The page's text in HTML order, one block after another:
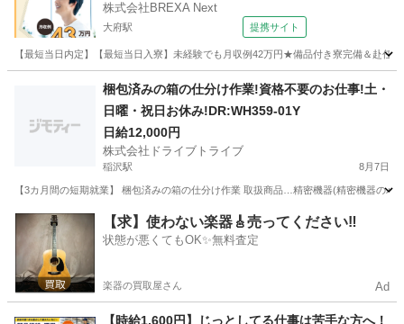
株式会社BREXA Next
大府駅 提携サイト
【最短当日内定】【最短当日入寮】未経験でも月収例42万円★備品付き寮完備＆赴
大府駅 その他
梱包済みの箱の仕分け作業!資格不要のお仕事!土・
日曜・祝日お休み!DR:WH359-01Y
日給12,000円
株式会社ドライブトライブ
稲沢駅 8月7日
【3カ月間の短期就業】 梱包済みの箱の仕分け作業 取扱商品…精密機器(精密機器
愛知 清須市 稲沢駅 仕分け 番号
【求】使わない楽器🎸売ってください‼️
状態が悪くてもOK✨無料査定
楽器の買取屋さん Ad
【時給1,600円】じっとしてる仕事は苦手な方へ！